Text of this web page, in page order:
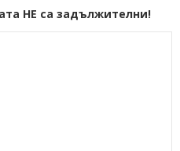
НЕ са задължителни!